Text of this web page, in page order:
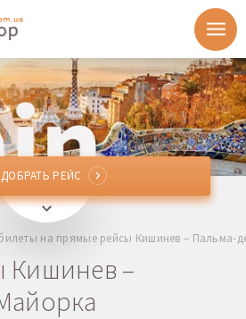
Испания
РЕЙС
РЕЙС
на прямые рейсы Кишинев – Пальма-
Кишинев –